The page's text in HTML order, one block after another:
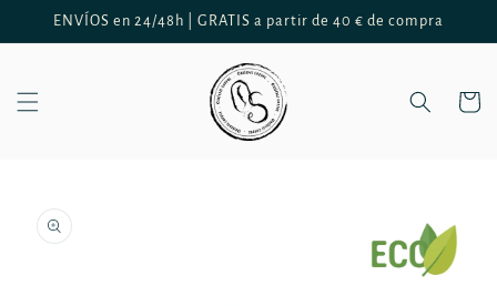
directamente
al contenido
ENVÍOS en 24/48h | GRATIS a partir de 40 € de compra
Carrito
a la
información